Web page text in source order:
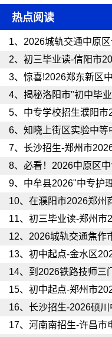
热点阅读
1、 2026城轨交通中原
2、 初三毕业读-信阳市
3、 惊喜!2026郑东新区
4、 揭秘洛阳市"初中毕
5、 中专学校招生濮阳
6、 知晓上街区实验中等中
7、 长沙招生-郑州市
8、 必看！2026中原区
9、 中牟县2026"中专护
10、 在濮阳市2026郑州
11、 初三毕业读-郑州市
12、 2026城轨交通焦作
13、 初中起点-金水区
14、 到2026铁路技师三
15、 初中起点-郑州市
16、 长沙招生-2026硕
17、 河南南招生-许昌市